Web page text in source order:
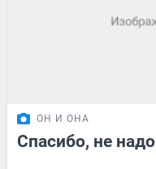
ОН И ОНА
Спасибо, не надо